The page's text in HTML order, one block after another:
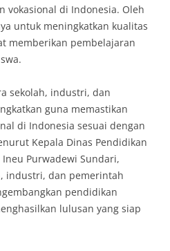
vokasional di Indonesia. Oleh
untuk meningkatkan kualitas
memberikan pembelajaran
sekolah, industri, dan
guna memastikan
di Indonesia sesuai dengan
Kepala Dinas Pendidikan
Ineu Purwadewi Sundari,
industri, dan pemerintah
pendidikan
lulusan yang siap